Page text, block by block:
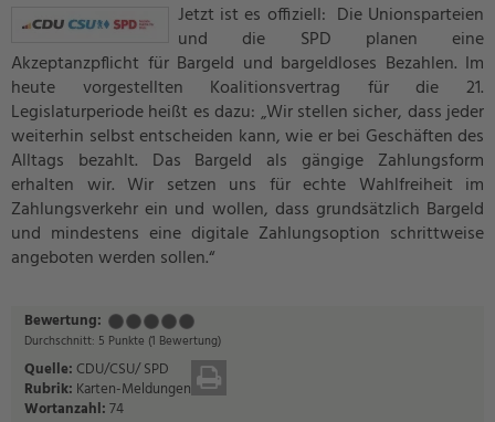
Jetzt ist es offiziell: Die Unionsparteien
und die SPD planen eine
Akzeptanzpflicht für Bargeld und bargeldloses Bezahlen. Im
heute vorgestellten Koalitionsvertrag für die 21.
Legislaturperiode heißt es dazu: „Wir stellen sicher, dass jeder
weiterhin selbst entscheiden kann, wie er bei Geschäften des
Alltags bezahlt. Das Bargeld als gängige Zahlungsform
erhalten wir. Wir setzen uns für echte Wahlfreiheit im
Zahlungsverkehr ein und wollen, dass grundsätzlich Bargeld
und mindestens eine digitale Zahlungsoption schrittweise
angeboten werden sollen.“
Bewertung:
Mangelhaft
(1
Punkt)
Ausreichend
(2
Punkte)
Befriedigend
(3
Punkte)
Gut
(4
Punkte)
gut
Punkte)
Durchschnitt: 5 Punkte (1 Bewertung)
Quelle:CDU/CSU/ SPD
Rubrik: Karten-Meldungen
Wortanzahl:74